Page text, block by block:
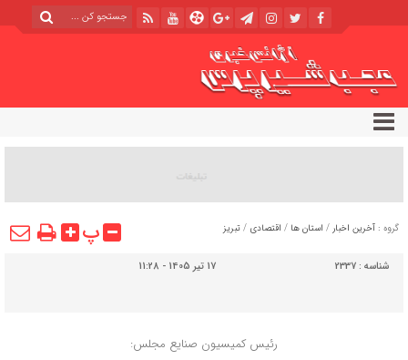
گروه : آخرین اخبار / استان ها / اقتصادی / تبریز پ
شناسه : 2337 17 تیر 1405 - 11:28
رئیس کمیسیون صنایع مجلس: